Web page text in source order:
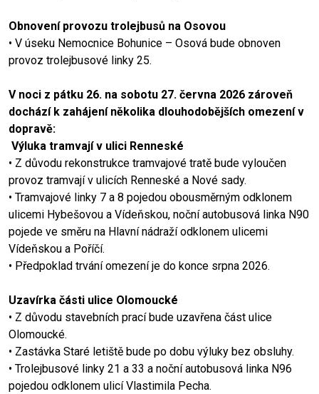
Obnovení provozu trolejbusů na Osovou
• V úseku Nemocnice Bohunice – Osová bude obnoven
provoz trolejbusové linky 25.
V noci z pátku 26. na sobotu 27. června 2026 zároveň
dochází k zahájení několika dlouhodobějších omezení v
dopravě:
Výluka tramvají v ulici Renneské
• Z důvodu rekonstrukce tramvajové tratě bude vyloučen
provoz tramvají v ulicích Renneské a Nové sady.
• Tramvajové linky 7 a 8 pojedou obousměrným odklonem
ulicemi Hybešovou a Vídeňskou, noční autobusová linka N90
pojede ve směru na Hlavní nádraží odklonem ulicemi
Vídeňskou a Poříčí.
• Předpoklad trvání omezení je do konce srpna 2026.
Uzavírka části ulice Olomoucké
• Z důvodu stavebních prací bude uzavřena část ulice
Olomoucké.
• Zastávka Staré letiště bude po dobu výluky bez obsluhy.
• Trolejbusové linky 21 a 33 a noční autobusová linka N96
pojedou odklonem ulicí Vlastimila Pecha.